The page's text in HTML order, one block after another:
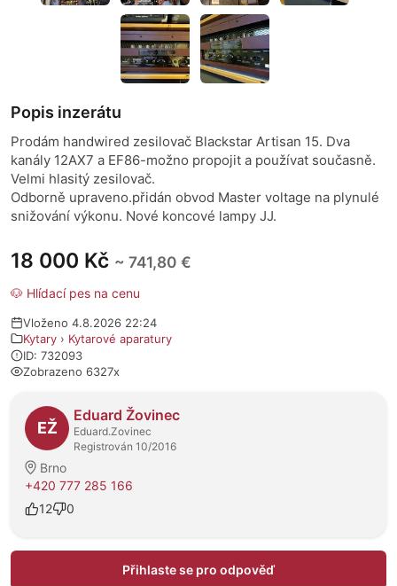
18 000 Kč ~ 741,80 €
🐶 Hlídací pes na cenu
Vloženo 4.8.2026 22:24
Kytary › Kytarové aparatury
ID: 732093
Zobrazeno 6327x
O prodejci
EŽ
Eduard Žovinec
Eduard.Zovinec
Registrován 10/2016
Brno
+420 777 285 166
12
0
Přihlaste se pro odpověď
Popis inzerátu
Prodám handwired zesilovač Blackstar Artisan 15. Dva
kanály 12AX7 a EF86-možno propojit a používat současně.
Velmi hlasitý zesilovač.
Odborně upraveno.přidán obvod Master voltage na plynulé
snižování výkonu. Nové koncové lampy JJ.